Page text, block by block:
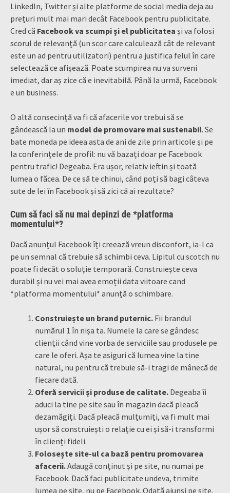
LinkedIn, Twitter și alte platforme de social media deja au
prețuri mult mai mari decât Facebook pentru publicitate.
Cred că Facebook va scumpi și el publicitatea și va folosi
scorul de relevanță (un scor care calculează cât de relevant
este un ad pentru utilizatori) pentru a justifica felul în care
selectează ce afișează. Poate scumpirea nu va surveni
imediat, dar aș zice că e inevitabilă. Până la urmă, Facebook
e un business.
O altă consecință va fi că afacerile vor trebui să se
gândească la un model de promovare mai sustenabil. Se
bate moneda pe ideea asta de ani de zile prin articole și pe
la conferințele de profil: nu vă bazați doar pe Facebook
pentru trafic! Degeaba. Era ușor, relativ ieftin și toată
lumea o făcea. De ce să te chinui, când poți să bagi câteva
sute de lei în Facebook și să zici că ai rezultate?
Cum să faci să nu mai depinzi de *platforma
momentului*?
Dacă anunțul Facebook îți creează vreun disconfort, ia-l ca
pe un semnal că trebuie să schimbi ceva. Lipitul cu scotch nu
poate fi decât o soluție temporară. Construiește ceva
durabil și nu vei mai avea emoții data viitoare cand
*platforma momentului* anunță o schimbare.
Construiește un brand puternic. Fii brandul
numărul 1 în nișa ta. Numele la care se gândesc
clienții când vine vorba de serviciile sau produsele pe
care le oferi. Așa te asiguri că lumea vine la tine
natural, nu pentru că trebuie să-i tragi de mânecă de
fiecare dată.
Oferă servicii și produse de calitate. Degeaba îi
aduci la tine pe site sau în magazin dacă pleacă
dezamăgiți. Dacă pleacă mulțumiți, va fi mult mai
ușor să construiești o relație cu ei și să-i transformi
în clienți fideli.
Folosește site-ul ca bază pentru promovarea
afacerii.Adaugă conținut și pe site, nu numai pe
Facebook. Dacă faci publicitate undeva, trimite
lumea pe site, nu pe Facebook. Odată ajunși pe site,